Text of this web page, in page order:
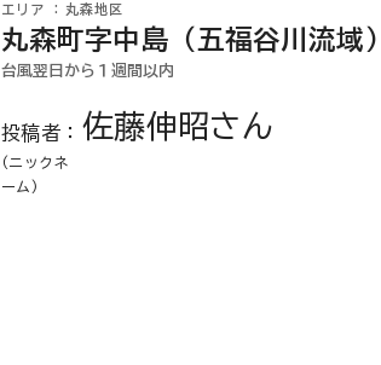
丸森町字中島（五福谷川流域）
丸森地区
台風翌日から１週間以内
投稿者： 佐藤伸昭さん
(ニックネ
ーム)